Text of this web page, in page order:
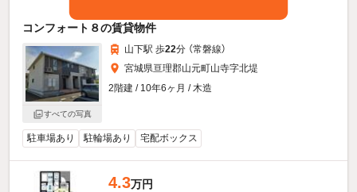
コンフォート８の賃貸物件
すべての写真
山下駅 歩22分 （常磐線）
宮城県亘理郡山元町山寺字北堤
2階建 / 10年6ヶ月 / 木造
駐車場あり 駐輪場あり 宅配ボックス
4.3万円